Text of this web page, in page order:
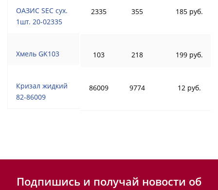
ОАЗИС SEC сух.
1шт. 20-02335
Хмель GK103
Кризал жидкий
82-86009
2335 355 185 руб.
103 218 199 руб.
86009 9774 12 руб.
Подпишись и получай новости об